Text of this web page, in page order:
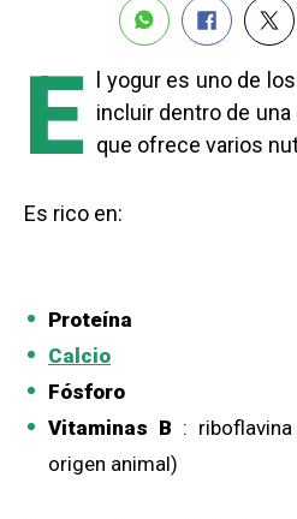
E
l yogur es uno de
incluir dentro de
que ofrece varios
Es rico en:
Proteína
Calcio
Fósforo
Vitaminas B :
origen animal)